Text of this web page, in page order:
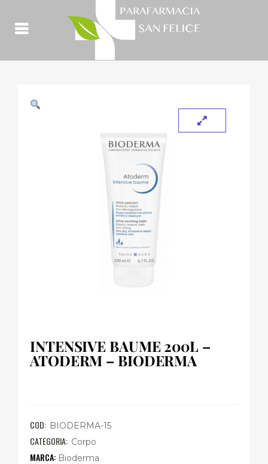
INTENSIVE BAUME 200L –
ATODERM – BIODERMA
COD: BIODERMA-15
CATEGORIA: Corpo
Bioderma